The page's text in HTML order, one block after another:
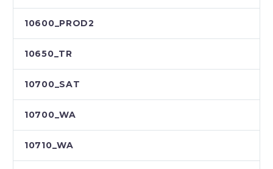
10600_PROD2
10650_TR
10700_SAT
10700_WA
10710_WA